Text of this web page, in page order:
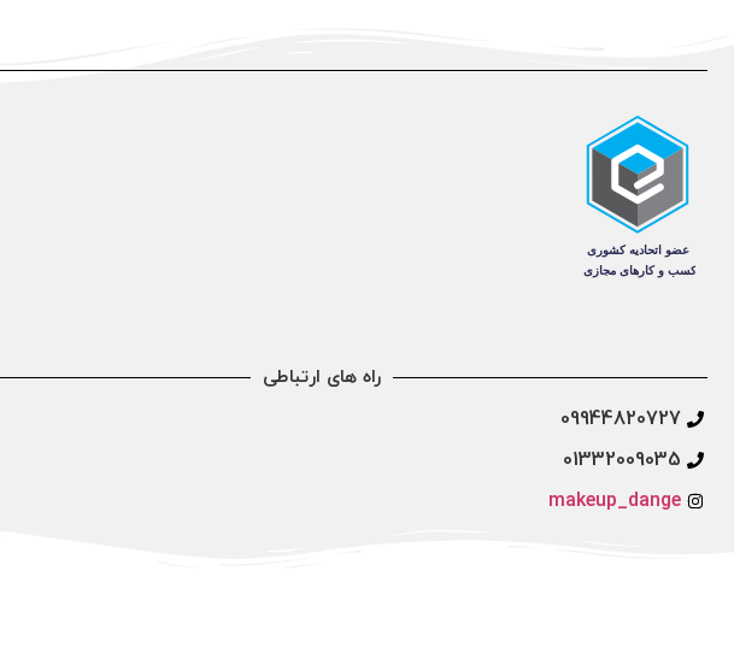
راه های ارتباطی
09944820727
01332009035
makeup_dange